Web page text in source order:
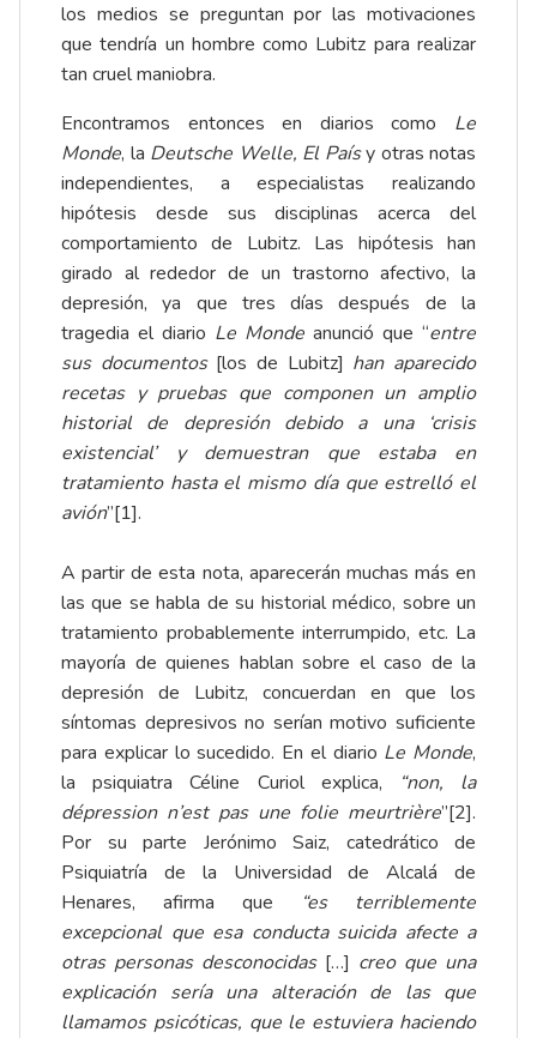
los medios se preguntan por las motivaciones
que tendría un hombre como Lubitz para realizar
tan cruel maniobra.
Encontramos entonces en diarios como Le
Monde, la Deutsche Welle, El Paísy otras notas
independientes, a especialistas realizando
hipótesis desde sus disciplinas acerca del
comportamiento de Lubitz. Las hipótesis han
girado al rededor de un trastorno afectivo, la
depresión, ya que tres días después de la
tragedia el diario Le Monde anunció que “entre
sus documentos [los de Lubitz] han aparecido
recetas y pruebas que componen un amplio
historial de depresión debido a una ‘crisis
existencial’ y demuestran que estaba en
tratamiento hasta el mismo día que estrelló el
avión”[1].
A partir de esta nota, aparecerán muchas más en
las que se habla de su historial médico, sobre un
tratamiento probablemente interrumpido, etc. La
mayoría de quienes hablan sobre el caso de la
depresión de Lubitz, concuerdan en que los
síntomas depresivos no serían motivo suficiente
para explicar lo sucedido. En el diario Le Monde,
la psiquiatra Céline Curiol explica,
“non, la
dépression n’est pas une folie meurtrière”[2].
Por su parte Jerónimo Saiz, catedrático de
Psiquiatría de la Universidad de Alcalá de
Henares, afirma que “es terriblemente
excepcional que esa conducta suicida afecte a
otras personas desconocidas […] creo que una
explicación sería una alteración de las que
llamamos psicóticas, que le estuviera haciendo